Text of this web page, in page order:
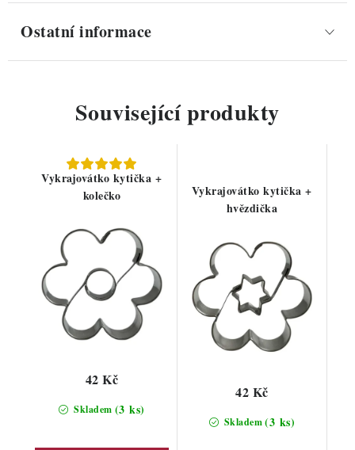
Ostatní informace
Související produkty
Vykrajovátko kytička +
kolečko
Skladem (3 ks)
42 Kč
Vykrajovátko kytička +
hvězdička
Skladem(3 ks)
42 Kč